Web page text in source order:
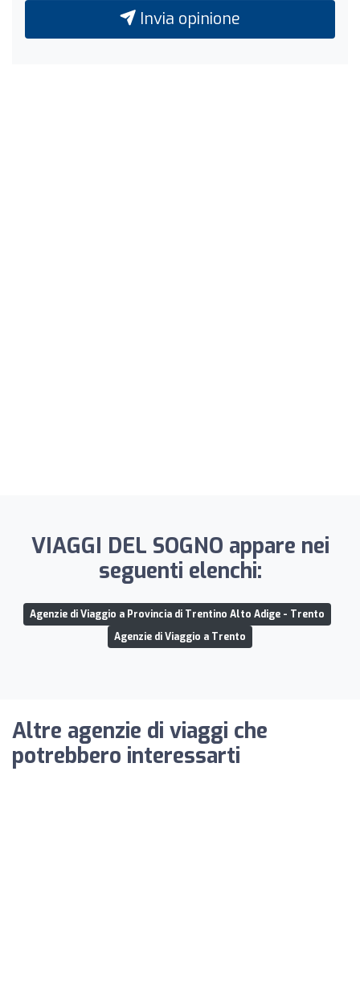
Invia opinione
VIAGGI DEL SOGNO appare nei
seguenti elenchi:
Agenzie di Viaggio a Provincia di Trentino Alto Adige - Trento
Agenzie di Viaggio a Trento
Altre agenzie di viaggi che
potrebbero interessarti